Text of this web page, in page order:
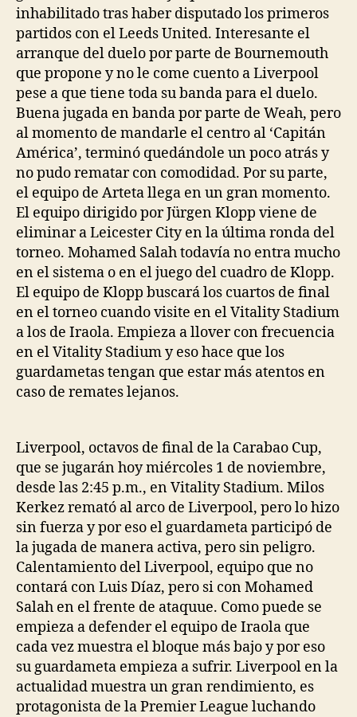
inhabilitado tras haber disputado los primeros
partidos con el Leeds United. Interesante el
arranque del duelo por parte de Bournemouth
que propone y no le come cuento a Liverpool
pese a que tiene toda su banda para el duelo.
Buena jugada en banda por parte de Weah, pero
al momento de mandarle el centro al ‘Capitán
América’, terminó quedándole un poco atrás y
no pudo rematar con comodidad. Por su parte,
el equipo de Arteta llega en un gran momento.
El equipo dirigido por Jürgen Klopp viene de
eliminar a Leicester City en la última ronda del
torneo. Mohamed Salah todavía no entra mucho
en el sistema o en el juego del cuadro de Klopp.
El equipo de Klopp buscará los cuartos de final
en el torneo cuando visite en el Vitality Stadium
a los de Iraola. Empieza a llover con frecuencia
en el Vitality Stadium y eso hace que los
guardametas tengan que estar más atentos en
caso de remates lejanos.
Liverpool, octavos de final de la Carabao Cup,
que se jugarán hoy miércoles 1 de noviembre,
desde las 2:45 p.m., en Vitality Stadium. Milos
Kerkez remató al arco de Liverpool, pero lo hizo
sin fuerza y por eso el guardameta participó de
la jugada de manera activa, pero sin peligro.
Calentamiento del Liverpool, equipo que no
contará con Luis Díaz, pero si con Mohamed
Salah en el frente de ataquue. Como puede se
empieza a defender el equipo de Iraola que
cada vez muestra el bloque más bajo y por eso
su guardameta empieza a sufrir. Liverpool en la
actualidad muestra un gran rendimiento, es
protagonista de la Premier League luchando